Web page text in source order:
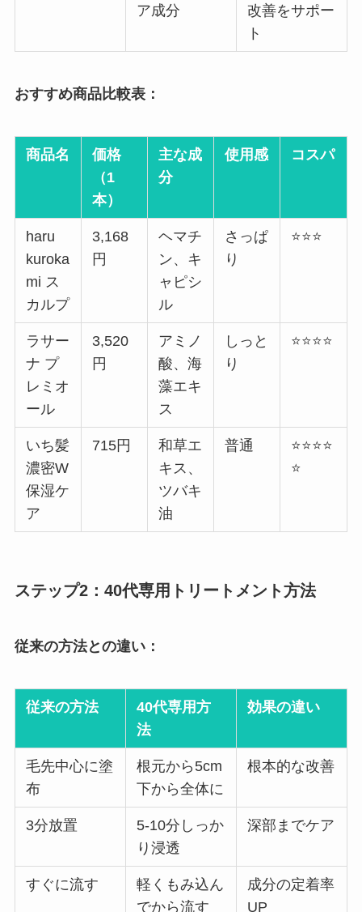
ア成分
改善をサポー
ト
おすすめ商品比較表：
商品名
価格
（1
本）
主な成
分
使用感 コスパ
haru
kuroka
mi ス
カルプ
3,168
円
ヘマチ
ン、キ
ャピシ
ル
さっぱ
り
⭐⭐⭐
ラサー
ナ プ
レミオ
ール
3,520
円
アミノ
酸、海
藻エキ
ス
しっと
り
⭐⭐⭐⭐
いち髪
濃密W
保湿ケ
ア
715円
和草エ
キス、
ツバキ
油
普通
⭐⭐⭐⭐
⭐
ステップ2：40代専用トリートメント方法
従来の方法との違い：
従来の方法
40代専用方
法
効果の違い
毛先中心に塗
布
根元から5cm
下から全体に
根本的な改善
3分放置
5-10分しっか
り浸透
深部までケア
すぐに流す
軽くもみ込ん
でから流す
成分の定着率
UP